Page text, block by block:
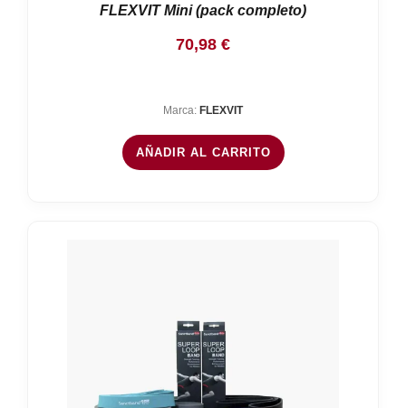
FLEXVIT Mini (pack completo)
70,98 €
Marca: FLEXVIT
AÑADIR AL CARRITO